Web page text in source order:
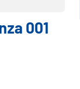
001